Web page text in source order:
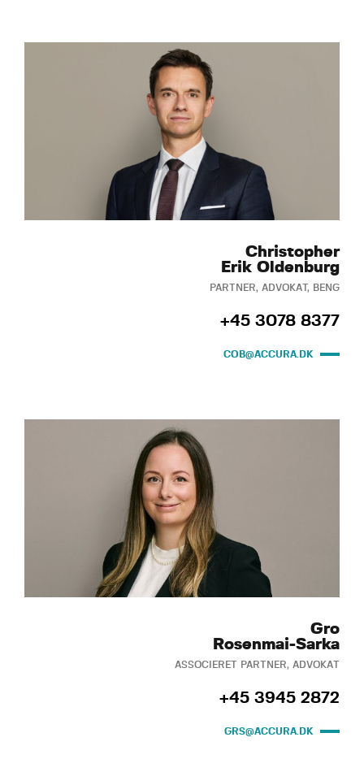
Christopher
Erik Oldenburg
PARTNER, ADVOKAT, BENG
+45 3078 8377
COB@ACCURA.DK
Gro
Rosenmai-Sarka
ASSOCIERET PARTNER, ADVOKAT
+45 3945 2872
GRS@ACCURA.DK